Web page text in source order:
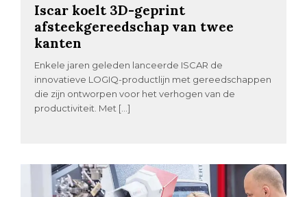
Iscar koelt 3D-geprint
afsteekgereedschap van twee
kanten
Enkele jaren geleden lanceerde ISCAR de
innovatieve LOGIQ-productlijn met gereedschappen
die zijn ontworpen voor het verhogen van de
productiviteit. Met […]